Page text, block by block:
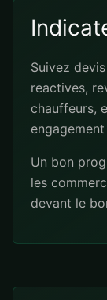
Suivez
reactives,
chauffeurs,
Un bon
les
devant le